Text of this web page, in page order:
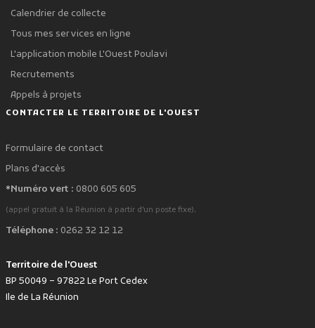
Calendrier de collecte
Tous mes services en ligne
L'application mobile L'Ouest Poulavi
Recrutements
Appels à projets
CONTACTER LE TERRITOIRE DE L'OUEST
Formulaire de contact
Plans d'accès
*Numéro vert : 0800 605 605
(appel gratuit à la Réunion à partir d'un poste fixe).
Téléphone : 0262 32 12 12
Territoire de l'Ouest
BP 50049 – 97822 Le Port Cedex
Ile de La Réunion